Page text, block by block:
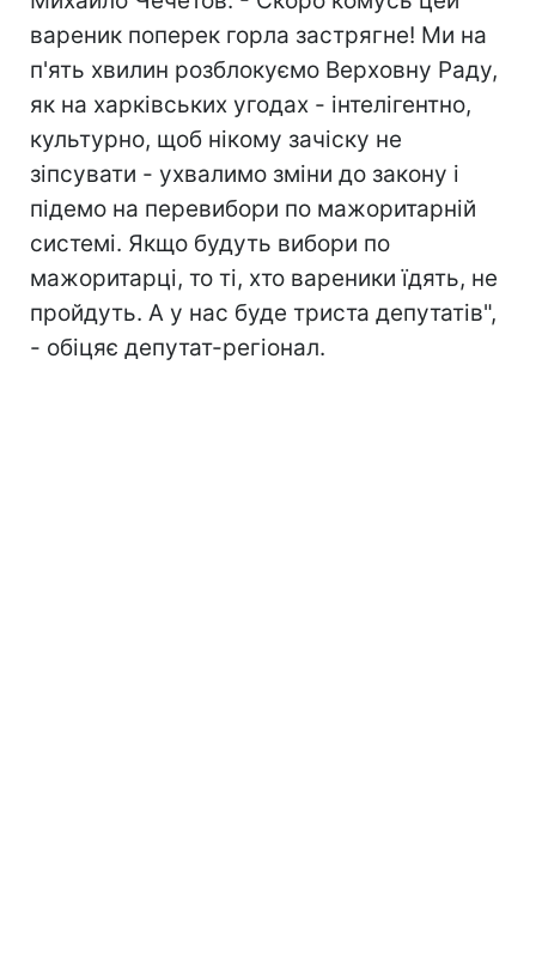
вареник поперек горла застрягне! Ми на
п'ять хвилин розблокуємо Верховну Раду,
як на харківських угодах - інтелігентно,
культурно, щоб нікому зачіску не
зіпсувати - ухвалимо зміни до закону і
підемо на перевибори по мажоритарній
системі. Якщо будуть вибори по
мажоритарці, то ті, хто вареники їдять, не
пройдуть. А у нас буде триста депутатів",
- обіцяє депутат-регіонал.